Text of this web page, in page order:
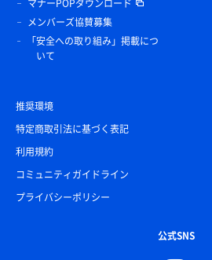
マナーPOPダウンロード
メンバーズ協賛募集
「安全への取り組み」掲載につ
いて
推奨環境
特定商取引法に基づく表記
利用規約
コミュニティガイドライン
プライバシーポリシー
公式SNS